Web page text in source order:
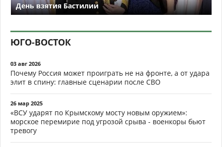
День взятия Бастилии
ЮГО-ВОСТОК
03 авг 2026
Почему Россия может проиграть не на фронте, а от удара
элит в спину: главные сценарии после СВО
26 мар 2025
«ВСУ ударят по Крымскому мосту новым оружием»:
морское перемирие под угрозой срыва - военкоры бьют
тревогу